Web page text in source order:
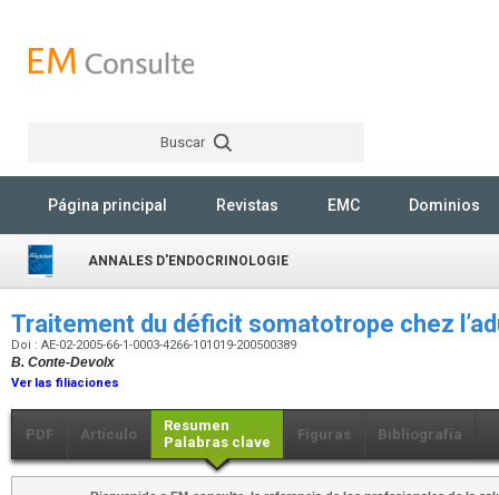
Buscar
Página principal Revistas EMC Dominios
ANNALES D'ENDOCRINOLOGIE
Traitement du déficit somatotrope chez
Doi : AE-02-2005-66-1-0003-4266-101019-200500389
B. Conte-Devolx
Ver las filiaciones
PDF Artículo
Resumen
Palabras clave
Figuras Bibliografía